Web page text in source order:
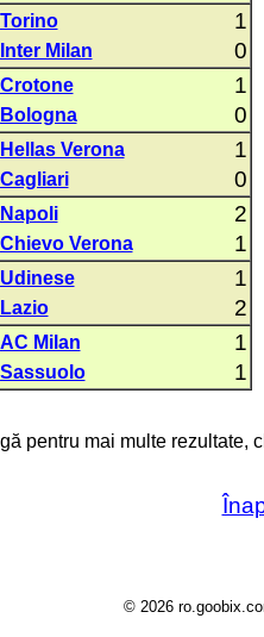
Torino 1
Inter Milan 0
Crotone 1
Bologna 0
Hellas Verona 1
Cagliari 0
Napoli 2
Chievo Verona 1
Udinese 1
Lazio 2
AC Milan 1
Sassuolo 1
pentru mai multe rezultate,
© 2026